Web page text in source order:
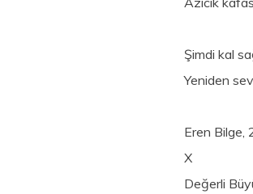
Şimdi kal
Yeniden
Eren Bilge,
X
Değerli